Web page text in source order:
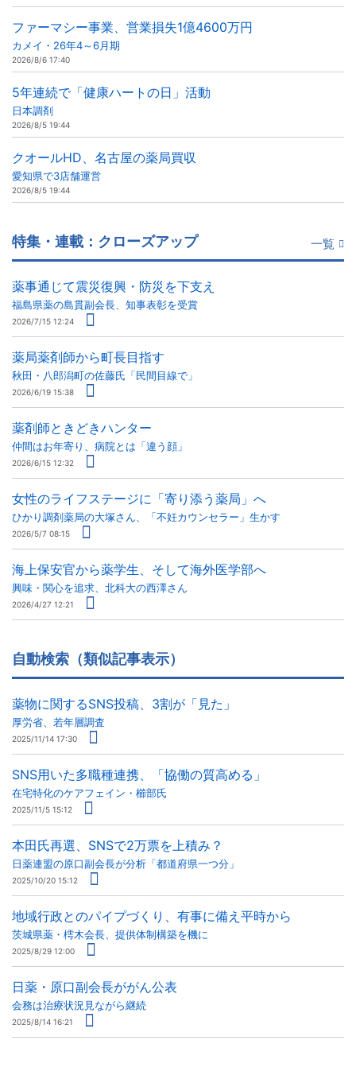
ファーマシー事業、営業損失1億4600万円
カメイ・26年4～6月期
2026/8/6 17:40
5年連続で「健康ハートの日」活動
日本調剤
2026/8/5 19:44
クオールHD、名古屋の薬局買収
愛知県で3店舗運営
2026/8/5 19:44
特集・連載：クローズアップ 一覧
薬事通じて震災復興・防災を下支え
福島県薬の島貫副会長、知事表彰を受賞
2026/7/15 12:24
薬局薬剤師から町長目指す
秋田・八郎潟町の佐藤氏「民間目線で」
2026/6/19 15:38
薬剤師ときどきハンター
仲間はお年寄り、病院とは「違う顔」
2026/6/15 12:32
女性のライフステージに「寄り添う薬局」へ
ひかり調剤薬局の大塚さん、「不妊カウンセラー」生かす
2026/5/7 08:15
海上保安官から薬学生、そして海外医学部へ
興味・関心を追求、北科大の西澤さん
2026/4/27 12:21
自動検索（類似記事表示）
薬物に関するSNS投稿、3割が「見た」
厚労省、若年層調査
2025/11/14 17:30
SNS用いた多職種連携、「協働の質高める」
在宅特化のケアフェイン・櫛部氏
2025/11/5 15:12
本田氏再選、SNSで2万票を上積み？
日薬連盟の原口副会長が分析「都道府県一つ分」
2025/10/20 15:12
地域行政とのパイプづくり、有事に備え平時から
茨城県薬・樗木会長、提供体制構築を機に
2025/8/29 12:00
日薬・原口副会長ががん公表
会務は治療状況見ながら継続
2025/8/14 16:21